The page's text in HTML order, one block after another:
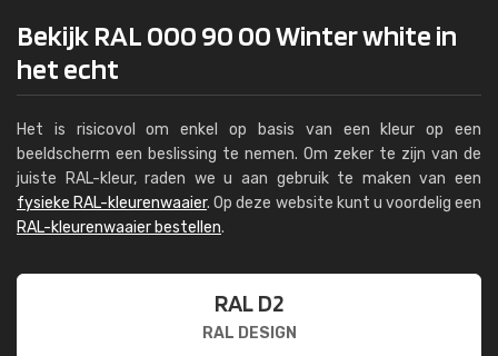
Bekijk RAL 000 90 00 Winter white in
het echt
Het is risicovol om enkel op basis van een kleur op een
beeldscherm een beslissing te nemen. Om zeker te zijn van de
juiste RAL-kleur, raden we u aan gebruik te maken van een
fysieke RAL-kleurenwaaier. Op deze website kunt u voordelig een
RAL-kleurenwaaier bestellen.
RAL D2
RAL DESIGN